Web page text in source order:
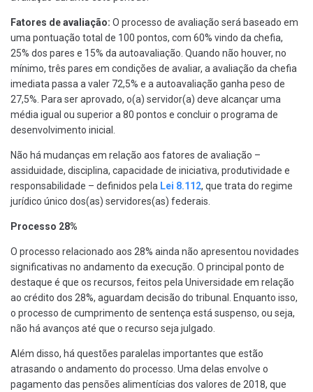
Fatores de avaliação: O processo de avaliação será baseado em
uma pontuação total de 100 pontos, com 60% vindo da chefia,
25% dos pares e 15% da autoavaliação. Quando não houver, no
mínimo, três pares em condições de avaliar, a avaliação da chefia
imediata passa a valer 72,5% e a autoavaliação ganha peso de
27,5%. Para ser aprovado, o(a) servidor(a) deve alcançar uma
média igual ou superior a 80 pontos e concluir o programa de
desenvolvimento inicial.
Não há mudanças em relação aos fatores de avaliação –
assiduidade, disciplina, capacidade de iniciativa, produtividade e
responsabilidade – definidos pela Lei 8.112, que trata do regime
jurídico único dos(as) servidores(as) federais.
Processo 28%
O processo relacionado aos 28% ainda não apresentou novidades
significativas no andamento da execução. O principal ponto de
destaque é que os recursos, feitos pela Universidade em relação
ao crédito dos 28%, aguardam decisão do tribunal. Enquanto isso,
o processo de cumprimento de sentença está suspenso, ou seja,
não há avanços até que o recurso seja julgado.
Além disso, há questões paralelas importantes que estão
atrasando o andamento do processo. Uma delas envolve o
pagamento das pensões alimentícias dos valores de 2018, que